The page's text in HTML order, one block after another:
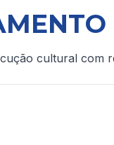
cultural com